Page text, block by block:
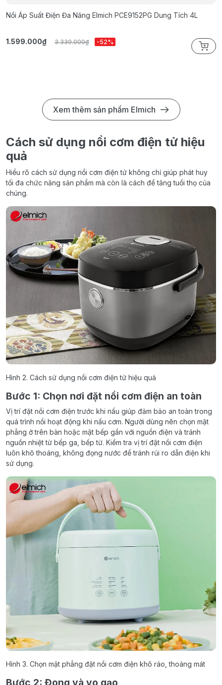
Nồi Áp Suất Điện Đa Năng Elmich PCE9152PG Dung Tích 4L
1.599.000₫ 3.339.000₫ -52%
Xem thêm sản phẩm Elmich
Cách sử dụng nồi cơm điện tử hiệu
quả
Hiểu rõ cách sử dụng nồi cơm điện tử không chỉ giúp phát huy
tối đa chức năng sản phẩm mà còn là cách để tăng tuổi thọ của
chúng.
Hình 2. Cách sử dụng nồi cơm điện tử hiệu quả
Bước 1: Chọn nơi đặt nồi cơm điện an toàn
Vị trí đặt nồi cơm điện trước khi nấu giúp đảm bảo an toàn trong
quá trình nồi hoạt động khi nấu cơm. Người dùng nên chọn mặt
phẳng ở trên bàn hoặc mặt bếp gần với nguồn điện và tránh
nguồn nhiệt từ bếp ga, bếp từ. Kiểm tra vị trí đặt nồi cơm điện
luôn khô thoáng, không đọng nước để tránh rủi ro dẫn điện khi
sử dụng.
Hình 3. Chọn mặt phẳng đặt nồi cơm điện khô ráo, thoáng mát
Bước 2: Đong và vo gạo